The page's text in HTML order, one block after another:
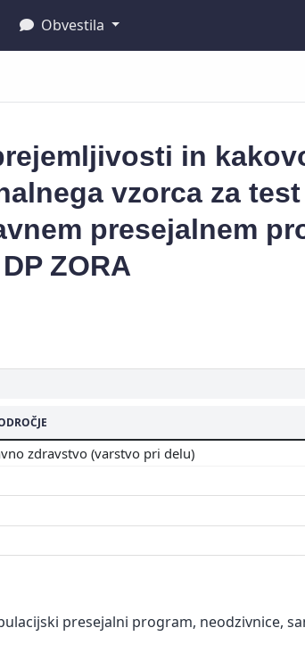
Obvestila
in
vzorca za test
presejalnem
ZORA
zdravstvo (varstvo pri delu)
presejalni program, neodzivnice,